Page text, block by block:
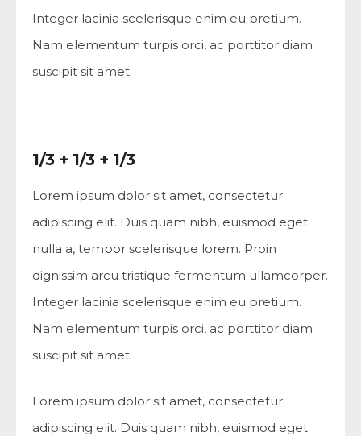
Integer lacinia scelerisque enim eu pretium.
Nam elementum turpis orci, ac porttitor diam
suscipit sit amet.
1/3 + 1/3 + 1/3
Lorem ipsum dolor sit amet, consectetur
adipiscing elit. Duis quam nibh, euismod eget
nulla a, tempor scelerisque lorem. Proin
dignissim arcu tristique fermentum ullamcorper.
Integer lacinia scelerisque enim eu pretium.
Nam elementum turpis orci, ac porttitor diam
suscipit sit amet.
Lorem ipsum dolor sit amet, consectetur
adipiscing elit. Duis quam nibh, euismod eget